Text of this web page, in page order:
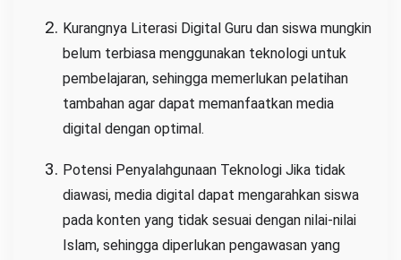
Kurangnya Literasi Digital Guru dan siswa mungkin
belum terbiasa menggunakan teknologi untuk
pembelajaran, sehingga memerlukan pelatihan
tambahan agar dapat memanfaatkan media
digital dengan optimal.
Potensi Penyalahgunaan Teknologi Jika tidak
diawasi, media digital dapat mengarahkan siswa
pada konten yang tidak sesuai dengan nilai-nilai
Islam, sehingga diperlukan pengawasan yang